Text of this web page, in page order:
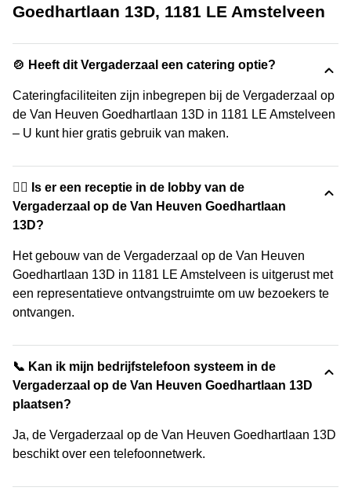
Goedhartlaan 13D, 1181 LE Amstelveen
🍲 Heeft dit Vergaderzaal een catering optie?
Cateringfaciliteiten zijn inbegrepen bij de Vergaderzaal op
de Van Heuven Goedhartlaan 13D in 1181 LE Amstelveen
– U kunt hier gratis gebruik van maken.
🙋‍♀️ Is er een receptie in de lobby van de
Vergaderzaal op de Van Heuven Goedhartlaan
13D?
Het gebouw van de Vergaderzaal op de Van Heuven
Goedhartlaan 13D in 1181 LE Amstelveen is uitgerust met
een representatieve ontvangstruimte om uw bezoekers te
ontvangen.
📞 Kan ik mijn bedrijfstelefoon systeem in de
Vergaderzaal op de Van Heuven Goedhartlaan 13D
plaatsen?
Ja, de Vergaderzaal op de Van Heuven Goedhartlaan 13D
beschikt over een telefoonnetwerk.